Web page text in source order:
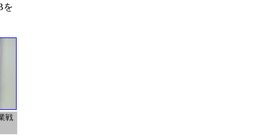
を
戦